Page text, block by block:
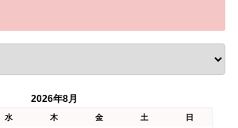
2026年8月
水 木 金 土
日